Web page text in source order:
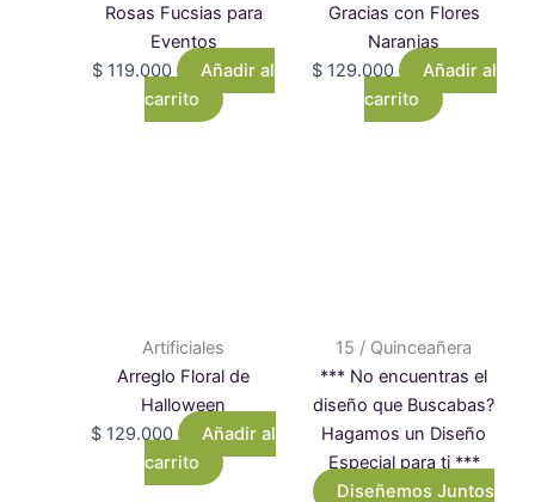
Rosas Fucsias para
Eventos
$ 119.000
Añadir al
carrito
Gracias con Flores
Naranjas
$129.000
Añadir al
carrito
Artificiales
Arreglo Floral de
Halloween
$ 129.000
Añadir al
carrito
15 / Quinceañera
*** No encuentras el
diseño que Buscabas?
Hagamos un Diseño
Especial para ti ***
Diseñemos Juntos